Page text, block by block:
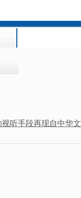
视听手段再现自中华